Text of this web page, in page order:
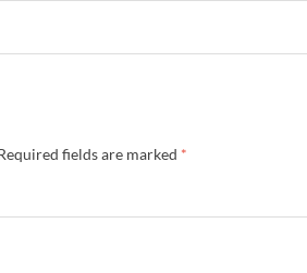
fields are marked *